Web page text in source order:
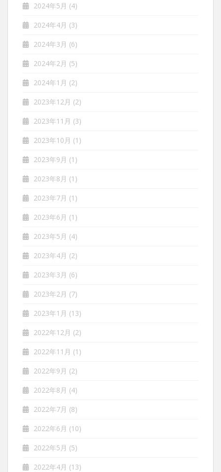
2024年5月 (4)
2024年4月 (3)
2024年3月 (6)
2024年2月 (5)
2024年1月 (2)
2023年12月 (2)
2023年11月 (3)
2023年10月 (1)
2023年9月 (1)
2023年8月 (1)
2023年7月 (1)
2023年6月 (1)
2023年5月 (4)
2023年4月 (2)
2023年3月 (6)
2023年2月 (7)
2023年1月 (13)
2022年12月 (2)
2022年11月 (1)
2022年9月 (2)
2022年8月 (4)
2022年7月 (8)
2022年6月 (10)
2022年5月 (5)
2022年4月 (13)